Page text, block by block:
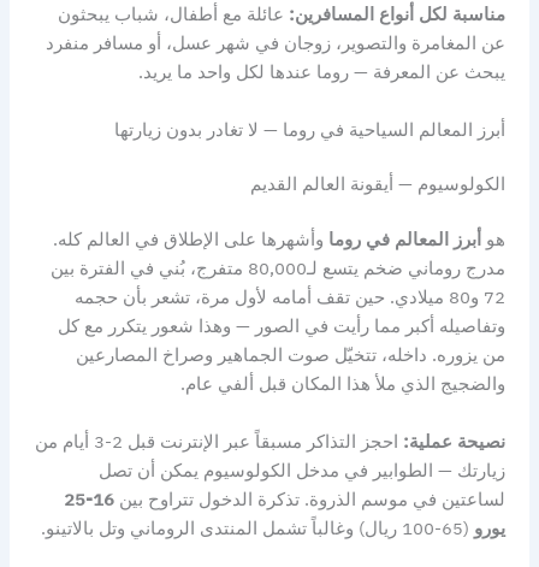
مناسبة لكل أنواع المسافرين: عائلة مع أطفال، شباب يبحثون
عن المغامرة والتصوير، زوجان في شهر عسل، أو مسافر منفرد
يبحث عن المعرفة — روما عندها لكل واحد ما يريد.
أبرز المعالم السياحية في روما — لا تغادر بدون زيارتها
الكولوسيوم — أيقونة العالم القديم
هو أبرز المعالم في روما وأشهرها على الإطلاق في العالم كله.
مدرج روماني ضخم يتسع لـ80,000 متفرج، بُني في الفترة بين
72 و80 ميلادي. حين تقف أمامه لأول مرة، تشعر بأن حجمه
وتفاصيله أكبر مما رأيت في الصور — وهذا شعور يتكرر مع كل
من يزوره. داخله، تتخيّل صوت الجماهير وصراخ المصارعين
والضجيج الذي ملأ هذا المكان قبل ألفي عام.
نصيحة عملية:
احجز التذاكر مسبقاً عبر الإنترنت قبل 2-3 أيام من
زيارتك — الطوابير في مدخل الكولوسيوم يمكن أن تصل
لساعتين في موسم الذروة. تذكرة الدخول تتراوح بين
16-25
يورو (65-100 ريال) وغالباً تشمل المنتدى الروماني وتل بالاتينو.